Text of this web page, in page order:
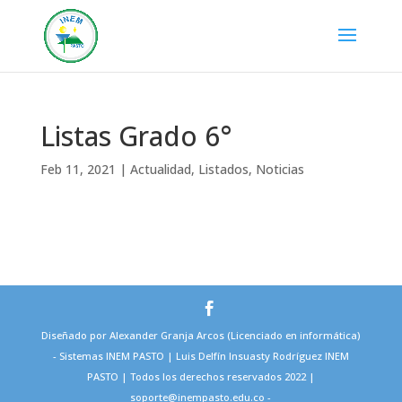
Listas Grado 6°
Feb 11, 2021 | Actualidad, Listados, Noticias
Diseñado por Alexander Granja Arcos (Licenciado en informática)
- Sistemas INEM PASTO | Luis Delfín Insuasty Rodríguez INEM
PASTO | Todos los derechos reservados 2022 |
soporte@inempasto.edu.co -